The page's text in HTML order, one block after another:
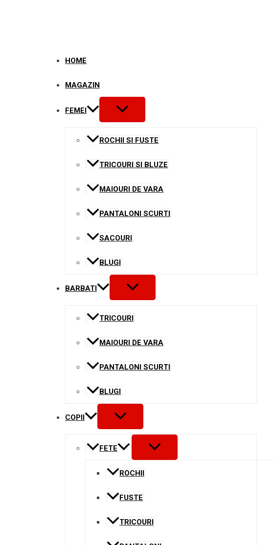
HOME
MAGAZIN
FEMEI
MENU
TOGGLE
ROCHII SI FUSTE
TRICOURI SI BLUZE
MAIOURI DE VARA
PANTALONI SCURTI
SACOURI
BLUGI
BARBATI
MENU
TOGGLE
TRICOURI
MAIOURI DE VARA
PANTALONI SCURTI
BLUGI
COPII
MENU
TOGGLE
FETE
MENU
TOGGLE
ROCHII
FUSTE
TRICOURI